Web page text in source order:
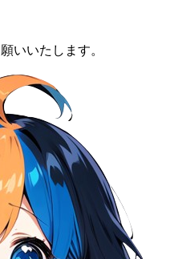
いいたします。